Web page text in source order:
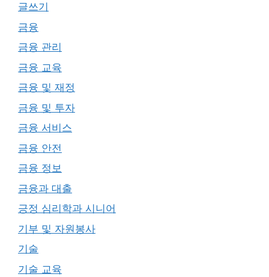
글쓰기
금융
금융 관리
금융 교육
금융 및 재정
금융 및 투자
금융 서비스
금융 안전
금융 정보
금융과 대출
긍정 심리학과 시니어
기부 및 자원봉사
기술
기술 교육